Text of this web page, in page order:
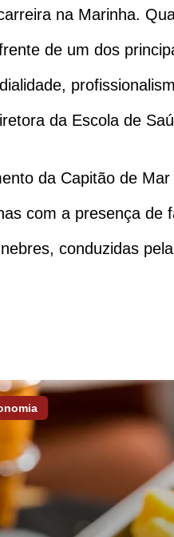
na Marinha.
de um dos
da Escola de
da Capitão de
com a presença
conduzidas